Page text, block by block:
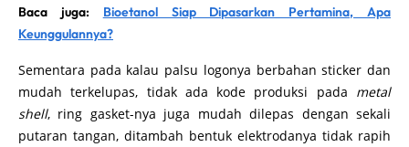
Baca juga: Bioetanol Siap Dipasarkan Pertamina, Apa
Keunggulannya?
Sementara pada kalau palsu logonya berbahan sticker dan
mudah terkelupas, tidak ada kode produksi pada metal
shell, ring gasket-nya juga mudah dilepas dengan sekali
putaran tangan, ditambah bentuk elektrodanya tidak rapih